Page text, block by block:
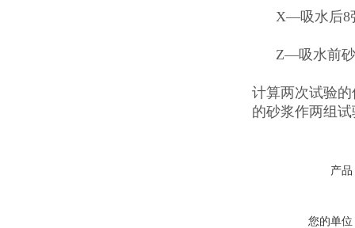
X—吸水后8
Z—吸水前砂
计算两次试验
的砂浆作两组
产品
您的单位